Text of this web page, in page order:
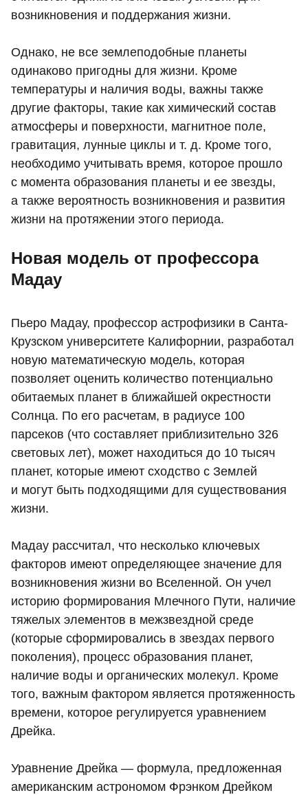
возникновения и поддержания жизни.
Однако, не все землеподобные планеты
одинаково пригодны для жизни. Кроме
температуры и наличия воды, важны также
другие факторы, такие как химический состав
атмосферы и поверхности, магнитное поле,
гравитация, лунные циклы и т. д. Кроме того,
необходимо учитывать время, которое прошло
с момента образования планеты и ее звезды,
а также вероятность возникновения и развития
жизни на протяжении этого периода.
Новая модель от профессора
Мадау
Пьеро Мадау, профессор астрофизики в Санта-
Крузском университете Калифорнии, разработал
новую математическую модель, которая
позволяет оценить количество потенциально
обитаемых планет в ближайшей окрестности
Солнца. По его расчетам, в радиусе 100
парсеков (что составляет приблизительно 326
световых лет), может находиться до 10 тысяч
планет, которые имеют сходство с Землей
и могут быть подходящими для существования
жизни.
Мадау рассчитал, что несколько ключевых
факторов имеют определяющее значение для
возникновения жизни во Вселенной. Он учел
историю формирования Млечного Пути, наличие
тяжелых элементов в межзвездной среде
(которые сформировались в звездах первого
поколения), процесс образования планет,
наличие воды и органических молекул. Кроме
того, важным фактором является протяженность
времени, которое регулируется уравнением
Дрейка.
Уравнение Дрейка — формула, предложенная
американским астрономом Фрэнком Дрейком